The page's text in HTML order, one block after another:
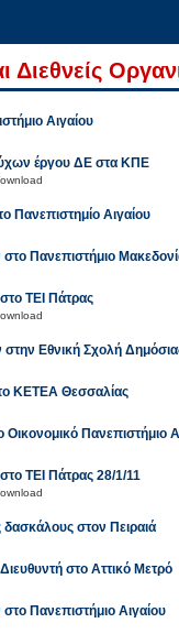
Διεθνείς
Αιγαίου
έργου ΔΕ στα ΚΠΕ
Πανεπιστημίο Αιγαίου
Πανεπιστήμιο
ΤΕΙ Πάτρας
Εθνική Σχολή
ΚΕΤΕΑ Θεσσαλίας
Πανεπιστήμιο
ΤΕΙ Πάτρας 28/1/11
δασκάλους στον Πειραιά
στο Αττικό Μετρό
Πανεπιστήμιο Αιγαίου